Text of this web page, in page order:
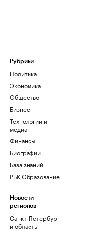
Рубрики
Политика
Экономика
Общество
Бизнес
Технологии и
медиа
Финансы
Биографии
База знаний
РБК Образование
Новости
регионов
Санкт-Петербург
и область